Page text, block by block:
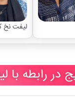
لیفت
رابطه با